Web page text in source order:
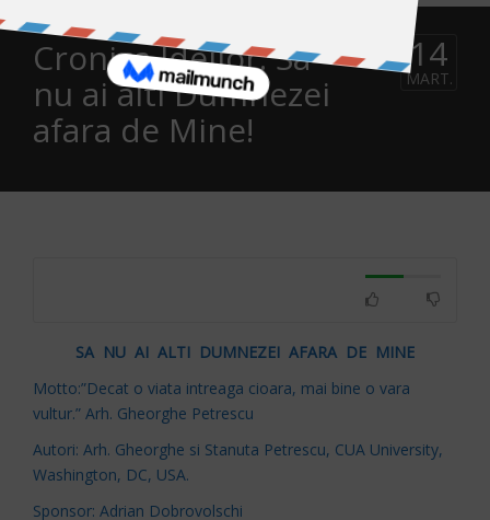
Cronica Ideilor: Sa
nu ai alti Dumnezei
afara de Mine!
14
MART.
SA NU AI ALTI DUMNEZEI AFARA DE MINE
Motto:”Decat o viata intreaga cioara, mai bine o vara
vultur.” Arh. Gheorghe Petrescu
Autori: Arh. Gheorghe si Stanuta Petrescu, CUA University,
Washington, DC, USA.
Sponsor: Adrian Dobrovolschi